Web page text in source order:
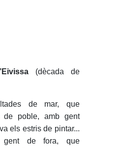
(dècada de
de mar, que
de poble, amb gent
els estris de pintar...
gent de fora, que